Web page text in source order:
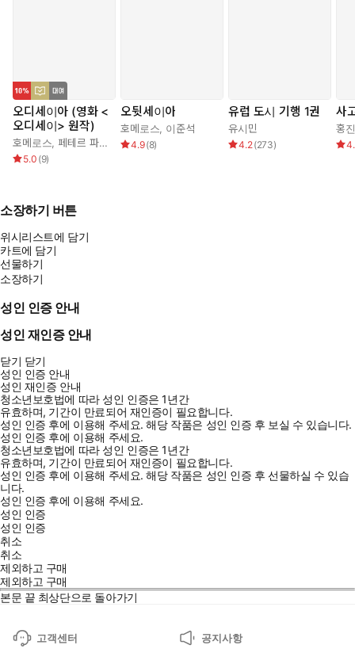
오디세이아 (영화 <
오디세이> 원작)
호메로스 페테르 파울 루벤스 ,박문재
5.0 (9)
오뒷세이아
호메로스 이준석
4.9(8)
유럽 도시 기행 1권
유시민
4.2(273)
사
홍
소장하기 버튼
위시리스트에 담기
카트에 담기
선물하기
소장하기
성인 인증 안내
성인 재인증 안내
닫기 닫기
성인 인증 안내
성인 재인증 안내
청소년보호법에 따라 성인 인증은 1년간
유효하며, 기간이 만료되어 재인증이 필요합니다.
성인 인증 후에 이용해 주세요.해당 작품은 성인 인증 후 보실 수 있습니다.
성인 인증 후에 이용해 주세요.
청소년보호법에 따라 성인 인증은 1년간
유효하며, 기간이 만료되어 재인증이 필요합니다.
성인 인증 후에 이용해 주세요.해당 작품은 성인 인증 후 선물하실 수 있습
니다.
성인 인증 후에 이용해 주세요.
성인 인증
성인 인증
취소
취소
제외하고 구매
제외하고 구매
본문 끝 최상단으로 돌아가기
고객센터 공지사항